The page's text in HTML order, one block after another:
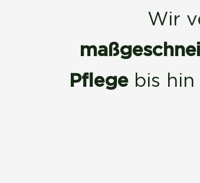
Wir
Pflegebis hin